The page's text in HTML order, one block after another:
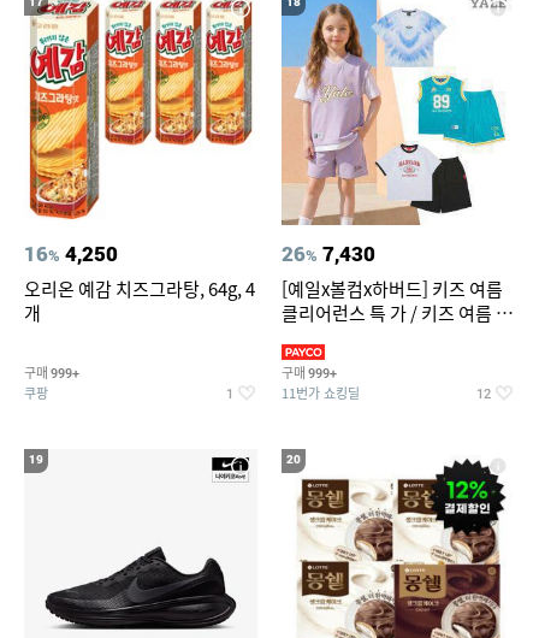
16% 4,250
오리온 예감 치즈그라탕, 64g, 4
개
구매 999+
쿠팡 1
26% 7,430
[예일x볼컴x하버드] 키즈 여름
클리어런스 특 가 / 키즈 여름 수
구매 999+
11번가 쇼킹딜 12
19 20